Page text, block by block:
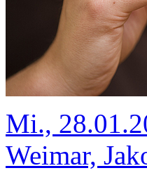
Mi.,
Weimar,